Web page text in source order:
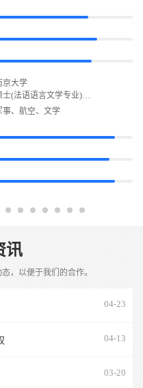
京大学
士(法语语言文学专业)
专业八级、CATTI法语二级口译&
事、航空、文学
讯
，以便于我们的合作。
04-23
04-13
03-20